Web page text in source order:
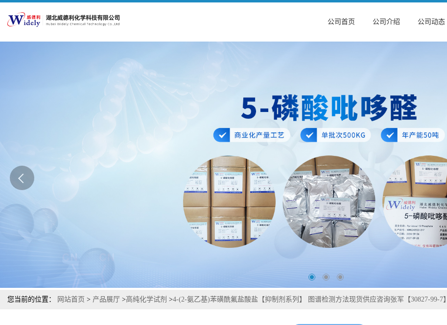
公司首页 公司介绍 公司动态
您当前的位置： 网站首页 > 产品展厅 >高纯化学试剂 >4-(2-氨乙基)苯磺酰氟盐酸盐【抑制剂系列】 图谱检测方法现货供应咨询张军【30827-99-7】